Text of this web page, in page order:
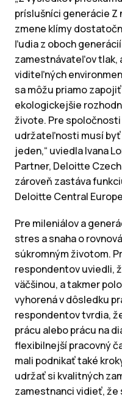
príslušníci generácie Z
zmene klímy
ľudia z oboch
zamestnávateľov tlak,
viditeľných
sa môžu priamo
ekologickejšie
živote. Pre
udržateľnosti musí byť
jeden,“ uviedla Ivana
Partner, Deloitte
zároveň zastáva
Deloitte Central
Pre mileniálov a
stres a snaha o
súkromným životom.
respondentov uviedli,
väčšinou, a takmer
vyhorená v dôsledku
respondentov tvrdia,
prácu alebo prácu na
flexibilnejší pracovný
mali podnikať také
udržať si kvalitných
zamestnanci vidieť, že